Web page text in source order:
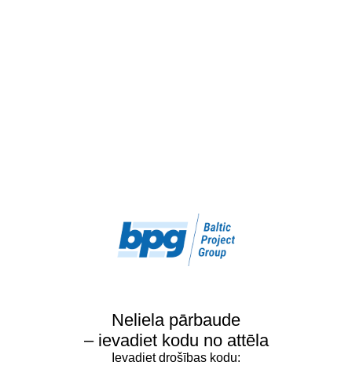
Neliela pārbaude
– ievadiet kodu no attēla
Ievadiet drošības kodu: